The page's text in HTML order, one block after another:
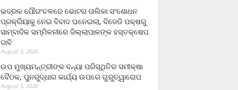
ଭଦ୍ରକ ପୌରଂଚଳରେ ଭୋଟର ତାଲିକା ସଂଶୋଧନ
ପ୍ରକ୍ରିୟାକୁ ନେଇ ବିବାଦ ଘନେଇଲା, ବିଜେଡି ପକ୍ଷରୁ
ସାମ୍ବାଦିକ ସମ୍ମିଳନୀରେ ଜିଲ୍ଲାପାଳଙ୍କ ହସ୍ତକ୍ଷେପ
ଦାବି
August 5, 2026
ଉପ ମୁଖ୍ୟମନ୍ତ୍ରୀଙ୍କ ବନ୍ୟା ପରିସ୍ଥିତିର ସମୀକ୍ଷା
ବୈଠକ, ପୁନରୁଦ୍ଧାର କାର୍ଯ୍ୟ ଉପରେ ଗୁରୁତ୍ୱାରୋପ
August 5, 2026